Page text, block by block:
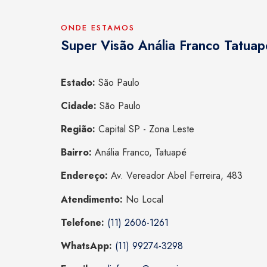
ONDE ESTAMOS
Super Visão Anália Franco
Estado: São Paulo
Cidade: São Paulo
Região: Capital SP - Zona Leste
Bairro: Anália Franco, Tatuapé
Endereço: Av. Vereador Abel Ferreira, 483
Atendimento: No Local
Telefone: (11) 2606-1261
WhatsApp: (11) 99274-3298